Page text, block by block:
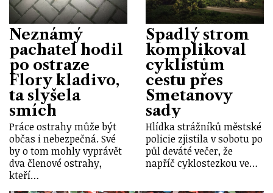
Neznámý
pachatel hodil
po ostraze
Flory kladivo,
ta slyšela
smích
Práce ostrahy může být
občas i nebezpečná. Své
by o tom mohly vyprávět
dva členové ostrahy,
kteří…
Spadlý strom
komplikoval
cyklistům
cestu přes
Smetanovy
sady
Hlídka strážníků městské
policie zjistila v sobotu po
půl deváté večer, že
napříč cyklostezkou ve…